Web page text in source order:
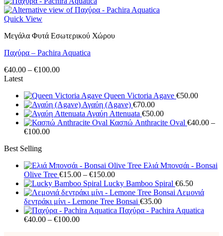
Quick View
Μεγάλα Φυτά Εσωτερικού Χώρου
Παχύρα – Pachira Aquatica
€40.00 – €100.00Price
through
€100.00
Latest
Queen Victoria Agave €50.00
Αγαύη (Agave) €70.00
Αγαύη Attenuata €50.00
Κασπώ Anthracite Oval €40.00 –
€100.00Price
€100.00
Best Selling
Ελιά Μπονσάι - Bonsai
Olive Tree €15.00 – €150.00Price
range:
€15.00
through
€150.00
Lucky Bamboo Spiral €6.50
Λεμονιά
δεντράκι μίνι - Lemone Tree Bonsai €35.00
Παχύρα - Pachira Aquatica
€40.00 – €100.00Price